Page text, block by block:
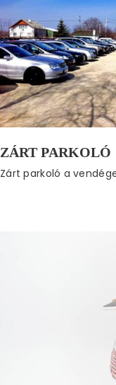
ZÁRT PARKOLÓ
Zárt parkoló a